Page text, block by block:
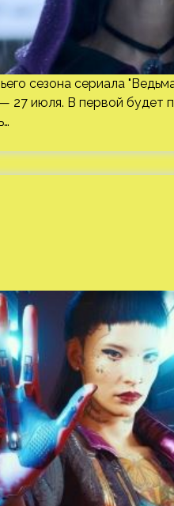
сезона сериала
27 июля. В первой будет